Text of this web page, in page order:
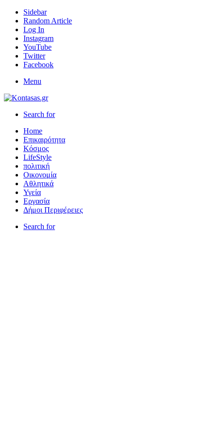
Sidebar
Random Article
Log In
Instagram
YouTube
Twitter
Facebook
Menu
Search for
Home
Επικαιρότητα
Κόσμος
LifeStyle
πολιτική
Οικονομία
Αθλητικά
Υγεία
Εργασία
Δήμοι Περιφέρειες
Search for